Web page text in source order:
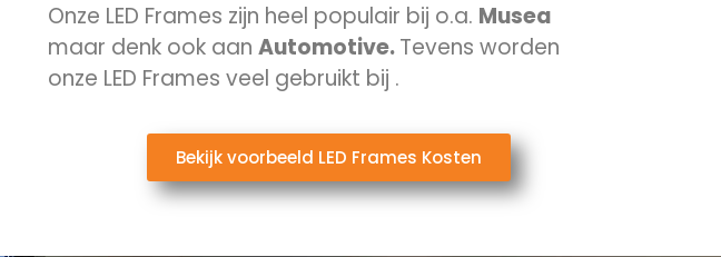
Onze LED Frames zijn heel populair bij o.a. Musea
maar denk ook aanAutomotive.Tevens worden
onze LED Frames veel gebruikt bij .
Bekijk voorbeeld LED Frames Kosten